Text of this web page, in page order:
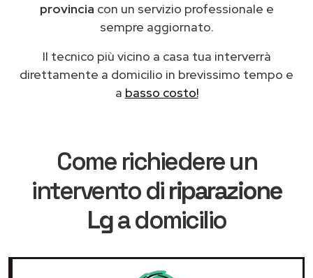
provincia con un servizio professionale e
sempre aggiornato.
Il tecnico più vicino a casa tua interverrà
direttamente a domicilio in brevissimo tempo e
a basso costo!
Come richiedere un
intervento diriparazione
Lga domicilio